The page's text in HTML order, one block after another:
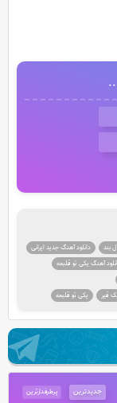
بند
دانلود آهنگ جدید ایرانی
آهنگ یکی تو قلبمه
قیر یکی تو قلبمه
پرطرفدارترین جدیدترین